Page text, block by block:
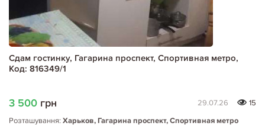
Сдам гостинку, Гагарина проспект, Спортивная метро,
Код: 816349/1
3 500 грн 29.07.26
15
Розташування: Харьков, Гагарина проспект, Спортивная метро